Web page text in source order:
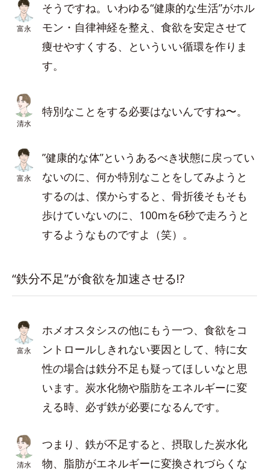
富永
そうですね。いわゆる“健康的な生活”がホル
モン・自律神経を整え、食欲を安定させて
痩せやすくする、といういい循環を作りま
す。
清水
特別なことをする必要はないんですね〜。
富永
”健康的な体”というあるべき状態に戻ってい
ないのに、何か特別なことをしてみようと
するのは、僕からすると、骨折後そもそも
歩けていないのに、100mを6秒で走ろうと
するようなものですよ（笑）。
“鉄分不足”が食欲を加速させる!?
富永
ホメオスタシスの他にもう一つ、食欲をコ
ントロールしきれない要因として、特に女
性の場合は鉄分不足も疑ってほしいなと思
います。炭水化物や脂肪をエネルギーに変
える時、必ず鉄が必要になるんです。
清水
つまり、鉄が不足すると、摂取した炭水化
物、脂肪がエネルギーに変換されづらくな